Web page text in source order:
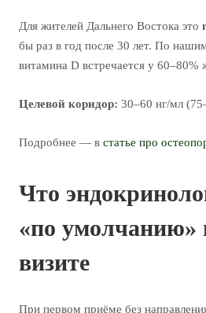
Для жителей Дальнего Востока это
бы раз в год после 30 лет. По
витамина D встречается у 60–80%
Целевой коридор: 30–60 нг/мл
Подробнее — в статье про
Что
«по умолчанию»
визите
При первом приёме без